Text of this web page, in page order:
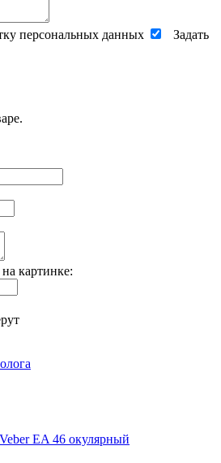
персональных данных
Задать
картинке:
EA 46 окулярный